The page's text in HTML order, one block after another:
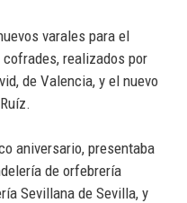
varales para el
realizados por
de Valencia, y el nuevo
aniversario, presentaba
de orfebrería
Sevillana de Sevilla, y